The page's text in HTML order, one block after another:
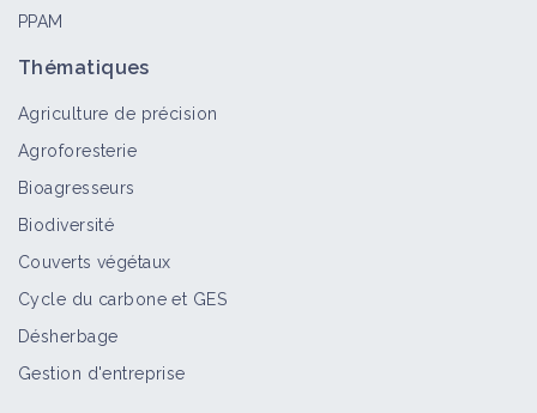
PPAM
Thématiques
Agriculture de précision
Agroforesterie
Bioagresseurs
Biodiversité
Couverts végétaux
Cycle du carbone et GES
Désherbage
Gestion d'entreprise